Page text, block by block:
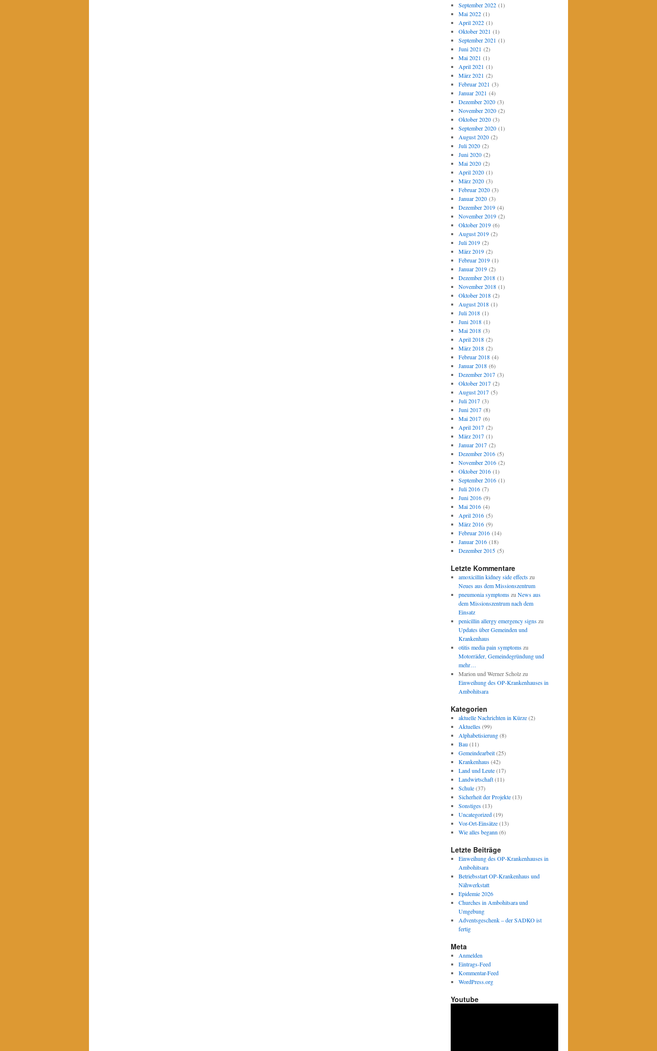
September 2022(1)
Mai 2022(1)
April 2022(1)
Oktober 2021 (1)
September 2021 (1)
Juni 2021 (2)
Mai 2021 (1)
April 2021 (1)
März 2021 (2)
Februar 2021 (3)
Januar 2021 (4)
Dezember 2020(3)
November 2020(2)
Oktober 2020(3)
September 2020(1)
August 2020(2)
Juli 2020(2)
Juni 2020(2)
Mai 2020(2)
April 2020(1)
März 2020(3)
Februar 2020(3)
Januar 2020(3)
Dezember 2019(4)
November 2019(2)
Oktober 2019(6)
August 2019(2)
Juli 2019(2)
März 2019(2)
Februar 2019(1)
Januar 2019(2)
Dezember 2018(1)
November 2018(1)
Oktober 2018(2)
August 2018(1)
Juli 2018(1)
Juni 2018(1)
Mai 2018(3)
April 2018(2)
März 2018(2)
Februar 2018(4)
Januar 2018(6)
Dezember 2017(3)
Oktober 2017(2)
August 2017(5)
Juli 2017(3)
Juni 2017(8)
Mai 2017(6)
April 2017(2)
März 2017(1)
Januar 2017(2)
Dezember 2016(5)
November 2016(2)
Oktober 2016(1)
September 2016(1)
Juli 2016(7)
Juni 2016(9)
Mai 2016(4)
April 2016(5)
März 2016(9)
Februar 2016(14)
Januar 2016(18)
Dezember 2015(5)
Letzte Kommentare
amoxicillin kidney side effectszu
Neues aus dem Missionszentrum
pneumonia symptomszu News aus
dem Missionszentrum nach dem
Einsatz
penicillin allergy emergency signszu
Updates über Gemeinden und
Krankenhaus
otitis media pain symptomszu
Motorräder, Gemeindegründung und
mehr…
Marion und Werner Scholzzu
Einweihung des OP-Krankenhauses in
Ambohitsara
Kategorien
aktuelle Nachrichten in Kürze(2)
Aktuelles(99)
Alphabetisierung(8)
Bau (11)
Gemeindearbeit(25)
Krankenhaus(42)
Land und Leute(17)
Landwirtschaft(11)
Schule(37)
Sicherheit der Projekte(13)
Sonstiges(13)
Uncategorized(19)
Vor-Ort-Einsätze(13)
Wie alles begann (6)
Letzte Beiträge
Einweihung des OP-Krankenhauses in
Ambohitsara
Betriebsstart OP-Krankenhaus und
Nähwerkstatt
Epidemie 2026
Churches in Ambohitsara und
Umgebung
Adventsgeschenk – der SADKO ist
fertig
Meta
Anmelden
Eintrags-Feed
Kommentar-Feed
WordPress.org
Youtube